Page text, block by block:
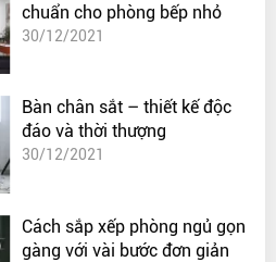
chuẩn cho phòng bếp nhỏ
30/12/2021
Bàn chân sắt – thiết kế độc
đáo và thời thượng
30/12/2021
Cách sắp xếp phòng ngủ gọn
gàng với vài bước đơn giản